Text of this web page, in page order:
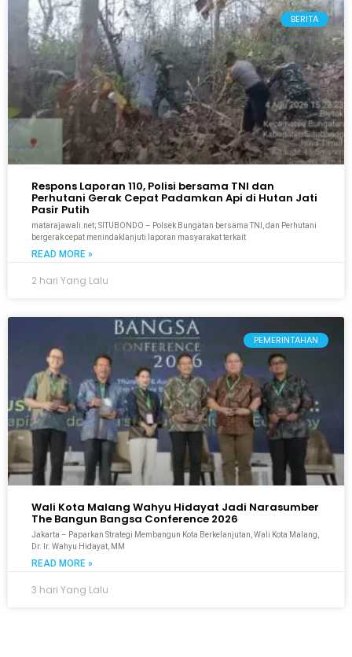
BERITA
Respons Laporan 110, Polisi bersama TNI dan
Perhutani Gerak Cepat Padamkan Api di Hutan Jati
Pasir Putih
matarajawali.net; SITUBONDO – Polsek Bungatan bersama TNI, dan Perhutani
bergerak cepat menindaklanjuti laporan masyarakat terkait
READ MORE »
2 hari Yang Lalu
PEMERINTAHAN
Wali Kota Malang Wahyu Hidayat Jadi Narasumber
The Bangun Bangsa Conference 2026
Jakarta – Paparkan Strategi Membangun Kota Berkelanjutan, Wali Kota Malang,
Dr. Ir. Wahyu Hidayat, MM
READ MORE »
3 hari Yang Lalu